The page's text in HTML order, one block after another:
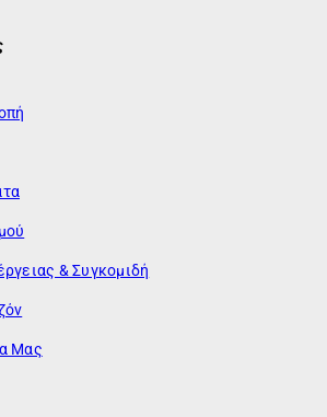
& Συγκομιδή
Μας